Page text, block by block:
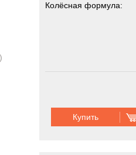
Колёсная формула:
Купить